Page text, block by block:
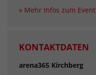
» Mehr Infos zum Event
KONTAKTDATEN
arena365 Kirchberg